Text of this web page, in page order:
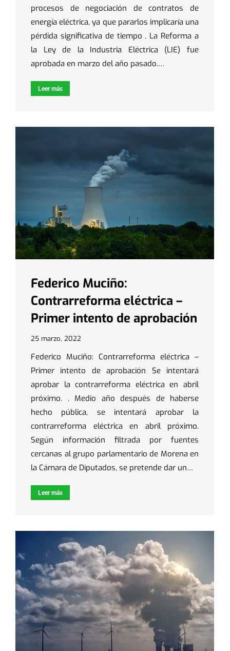
procesos de negociación de contratos de
energía eléctrica, ya que pararlos implicaría una
pérdida significativa de tiempo . La Reforma a
la Ley de la Industria Eléctrica (LIE) fue
aprobada en marzo del año pasado.…
Leer más
Federico Muciño:
Contrarreforma eléctrica –
Primer intento de aprobación
25 marzo, 2022
Federico Muciño: Contrarreforma eléctrica –
Primer intento de aprobación Se intentará
aprobar la contrarreforma eléctrica en abril
próximo. . Medio año después de haberse
hecho pública, se intentará aprobar la
contrarreforma eléctrica en abril próximo.
Según información filtrada por fuentes
cercanas al grupo parlamentario de Morena en
la Cámara de Diputados, se pretende dar un…
Leer más